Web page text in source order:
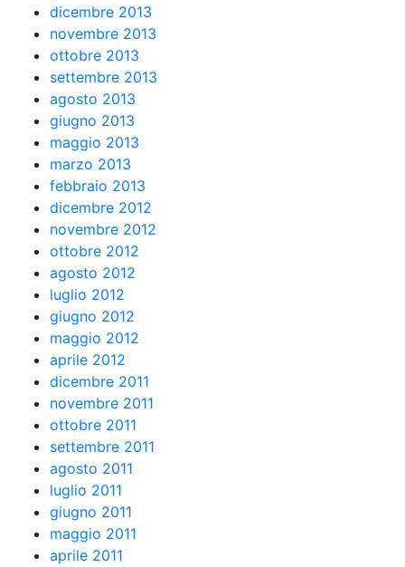
dicembre 2013
novembre 2013
ottobre 2013
settembre 2013
agosto 2013
giugno 2013
maggio 2013
marzo 2013
febbraio 2013
dicembre 2012
novembre 2012
ottobre 2012
agosto 2012
luglio 2012
giugno 2012
maggio 2012
aprile 2012
dicembre 2011
novembre 2011
ottobre 2011
settembre 2011
agosto 2011
luglio 2011
giugno 2011
maggio 2011
aprile 2011